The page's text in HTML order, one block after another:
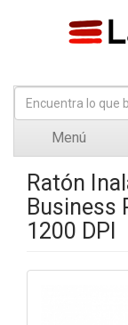
Menú
Ratón
Business
1200 DPI